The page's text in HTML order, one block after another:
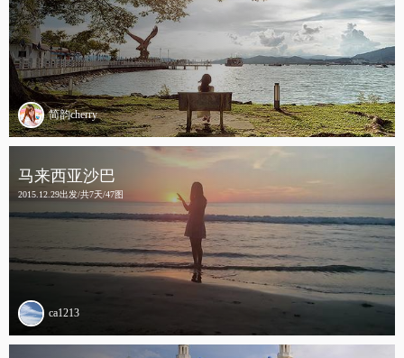
简韵cherry
马来西亚沙巴
2015.12.29出发/共7天/47图
ca1213